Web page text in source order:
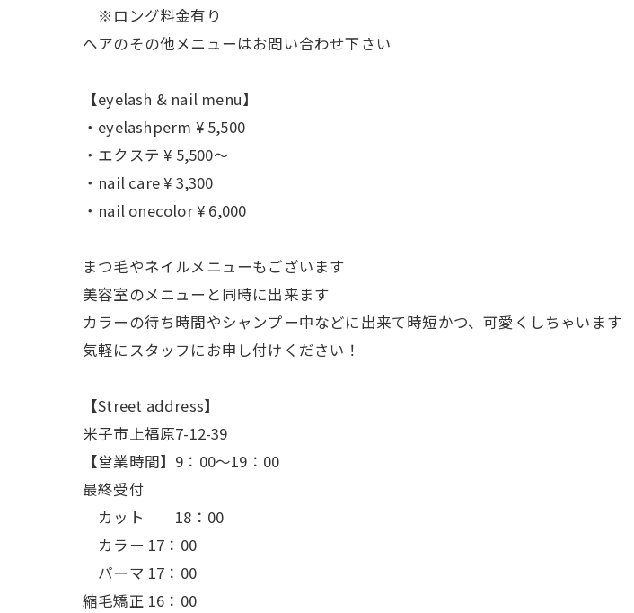
※ロング料金有り
ヘアのその他メニューはお問い合わせ下さい
【eyelash & nail menu】
・eyelashperm ¥ 5,500
・エクステ ¥ 5,500～
・nail care ¥ 3,300
・nail onecolor ¥ 6,000
まつ毛やネイルメニューもございます
美容室のメニューと同時に出来ます
カラーの待ち時間やシャンプー中などに出来て時短かつ、可愛くしちゃいます
気軽にスタッフにお申し付けください！
【Street address】
米子市上福原7-12-39
【営業時間】9：00〜19：00
最終受付
カット 18：00
カラー 17：00
パーマ 17：00
縮毛矯正 16：00